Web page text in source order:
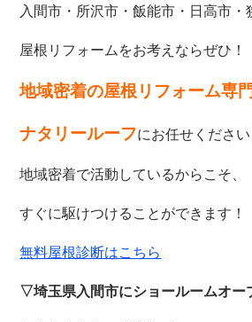
入間市・所沢市・飯能市・日高市・
屋根リフォームをお考えならぜひ！
地域密着の屋根リフォーム専
ナタリールーフにお任せください
地域密着で活動しているからこそ、
すぐに駆けつけることができます！
無料屋根診断はこちら
▽埼玉県入間市にショールームオー